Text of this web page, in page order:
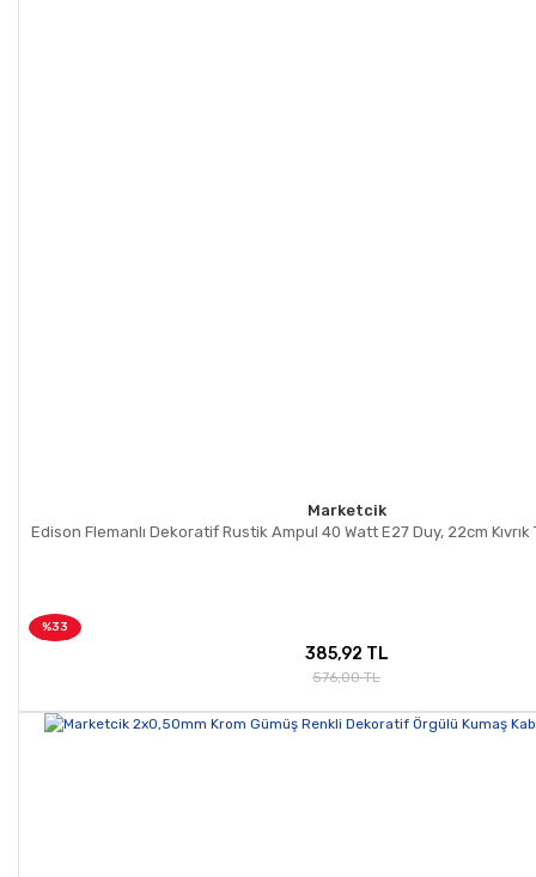
Marketcik
Edison Flemanlı Dekoratif Rustik Ampul 40 Watt E27 Duy, 22cm
%33
385,92 TL
576,00 TL